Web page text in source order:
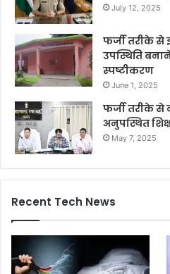
July 12, 2025
फर्जी तरीके से
उपस्थिति
स्पष्टीकरण
June 1, 2025
फर्जी तरीके से
अनुपस्थित
May 7, 2025
Recent Tech News